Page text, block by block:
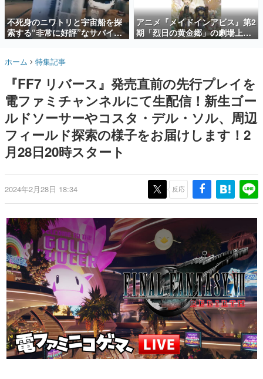
殿堂入り記事
SNS拡散数が数千以上！ ページビュー数万以上！ などな
ど。多くの人々に読まれた、電ファミ渾身の“殿堂入り”記
事をまとめました。
名作ゲームクリエイターの方々に製作時のエピソードをお
きます。
赫本
この物語を解いてはいけない。『赫本』は、〈試験問題〉
の形をした短編ホラー小説集です。
新世代に訊く
これからのデジタルゲーム市場を担う若きクリエイター達
ゲーム世代の作家たち
ゲームに多大な影響を受けた作家さんに取材し、ゲームが
画です。
日本モバイルゲーム産業史
日本のモバイルゲーム史における主要なトピック・タイト
ルを網羅するほか、開発者へのインタビューや識者による
解説を掲載。約20年の歴史が一望できる決定版！
若ゲのいたり〜ゲームクリエイターの青春〜
『うつヌケ』『ペンと箸』等で知られるマンガ家・田中圭
一先生によるゲーム業界レポートマンガです。
なんでゲームは面白い？
ゲーム開発者・hamatsu氏がゲームの魅力を画面や操作の
具体的な形から解き明かしていく、硬派で骨太な評論連載
不死身のニワトリと宇宙船を探
索する“非常に好評”なサバイバ
ルゲーム『Breathedge』が無
月10日まで
アニメ『メイドインアビス』第2
期「烈日の黄金郷」の劇場上映
が決定！レグ役・伊瀬茉莉也さ
ホーム 特集記事
『FF7 リバース』発売直前の先行プレイを
電ファミチャンネルにて生配信！新生ゴー
ルドソーサーやコスタ・デル・ソル、周辺
フィールド探索の様子をお届けします！2
月28日20時スタート
2024年2月28日 18:34 反応